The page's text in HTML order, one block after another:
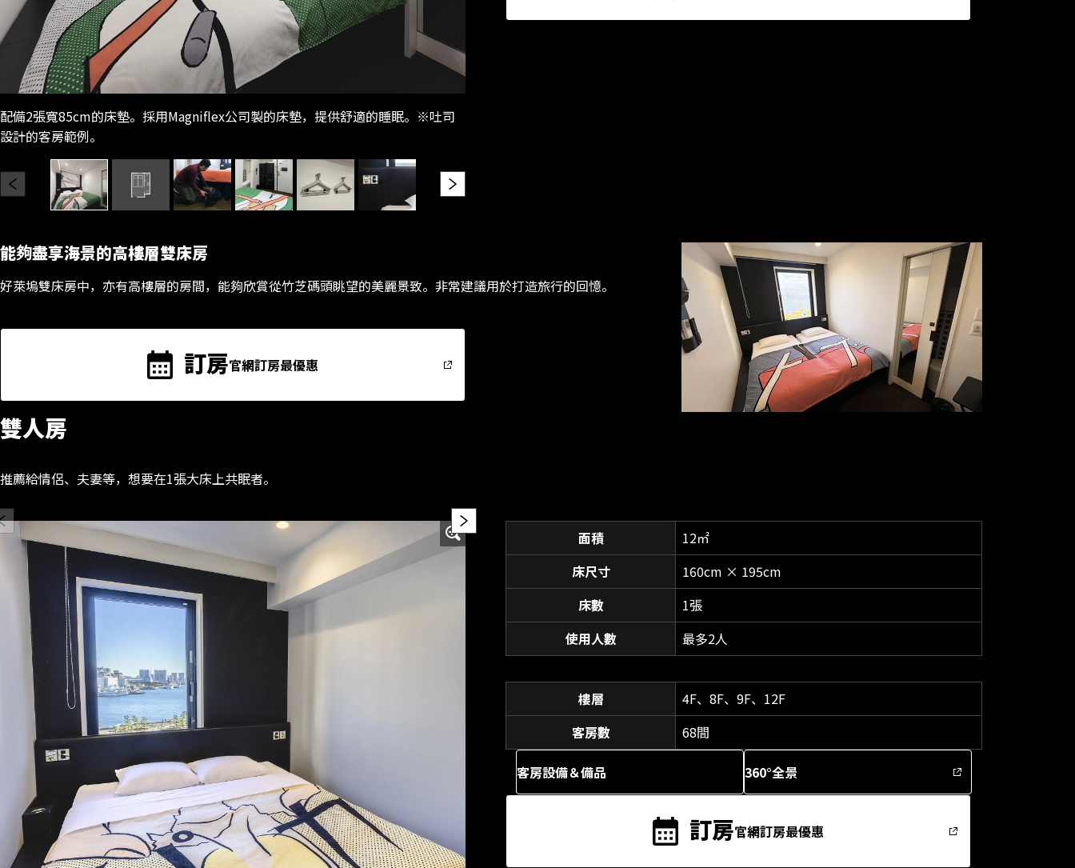
配備2張寬85cm的床墊。採用Magniflex公司製的床墊，提供舒適的睡眠。※吐司
設計的客房範例。
能夠盡享海景的高樓層雙床房
好萊塢雙床房中，亦有高樓層的房間，能夠欣賞從竹芝碼頭眺望的美麗景致。非常建議用於打造旅行的回憶。
訂房官網訂房最優惠
雙人房
推薦給情侶、夫妻等，想要在1張大床上共眠者。
面積
12㎡
床尺寸
160cm × 195cm
床數
1張
使用人數
最多2人
樓層
4F、8F、9F、12F
客房數
68間
客房設備＆備品 360°全景
訂房官網訂房最優惠